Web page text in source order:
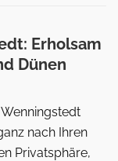
Erholsam
Dünen
nach Ihren
Privatsphäre,